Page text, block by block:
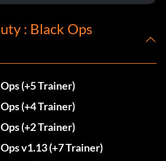
: Black Ops
(+5 Trainer)
(+4 Trainer)
(+2 Trainer)
v1.13 (+7 Trainer)